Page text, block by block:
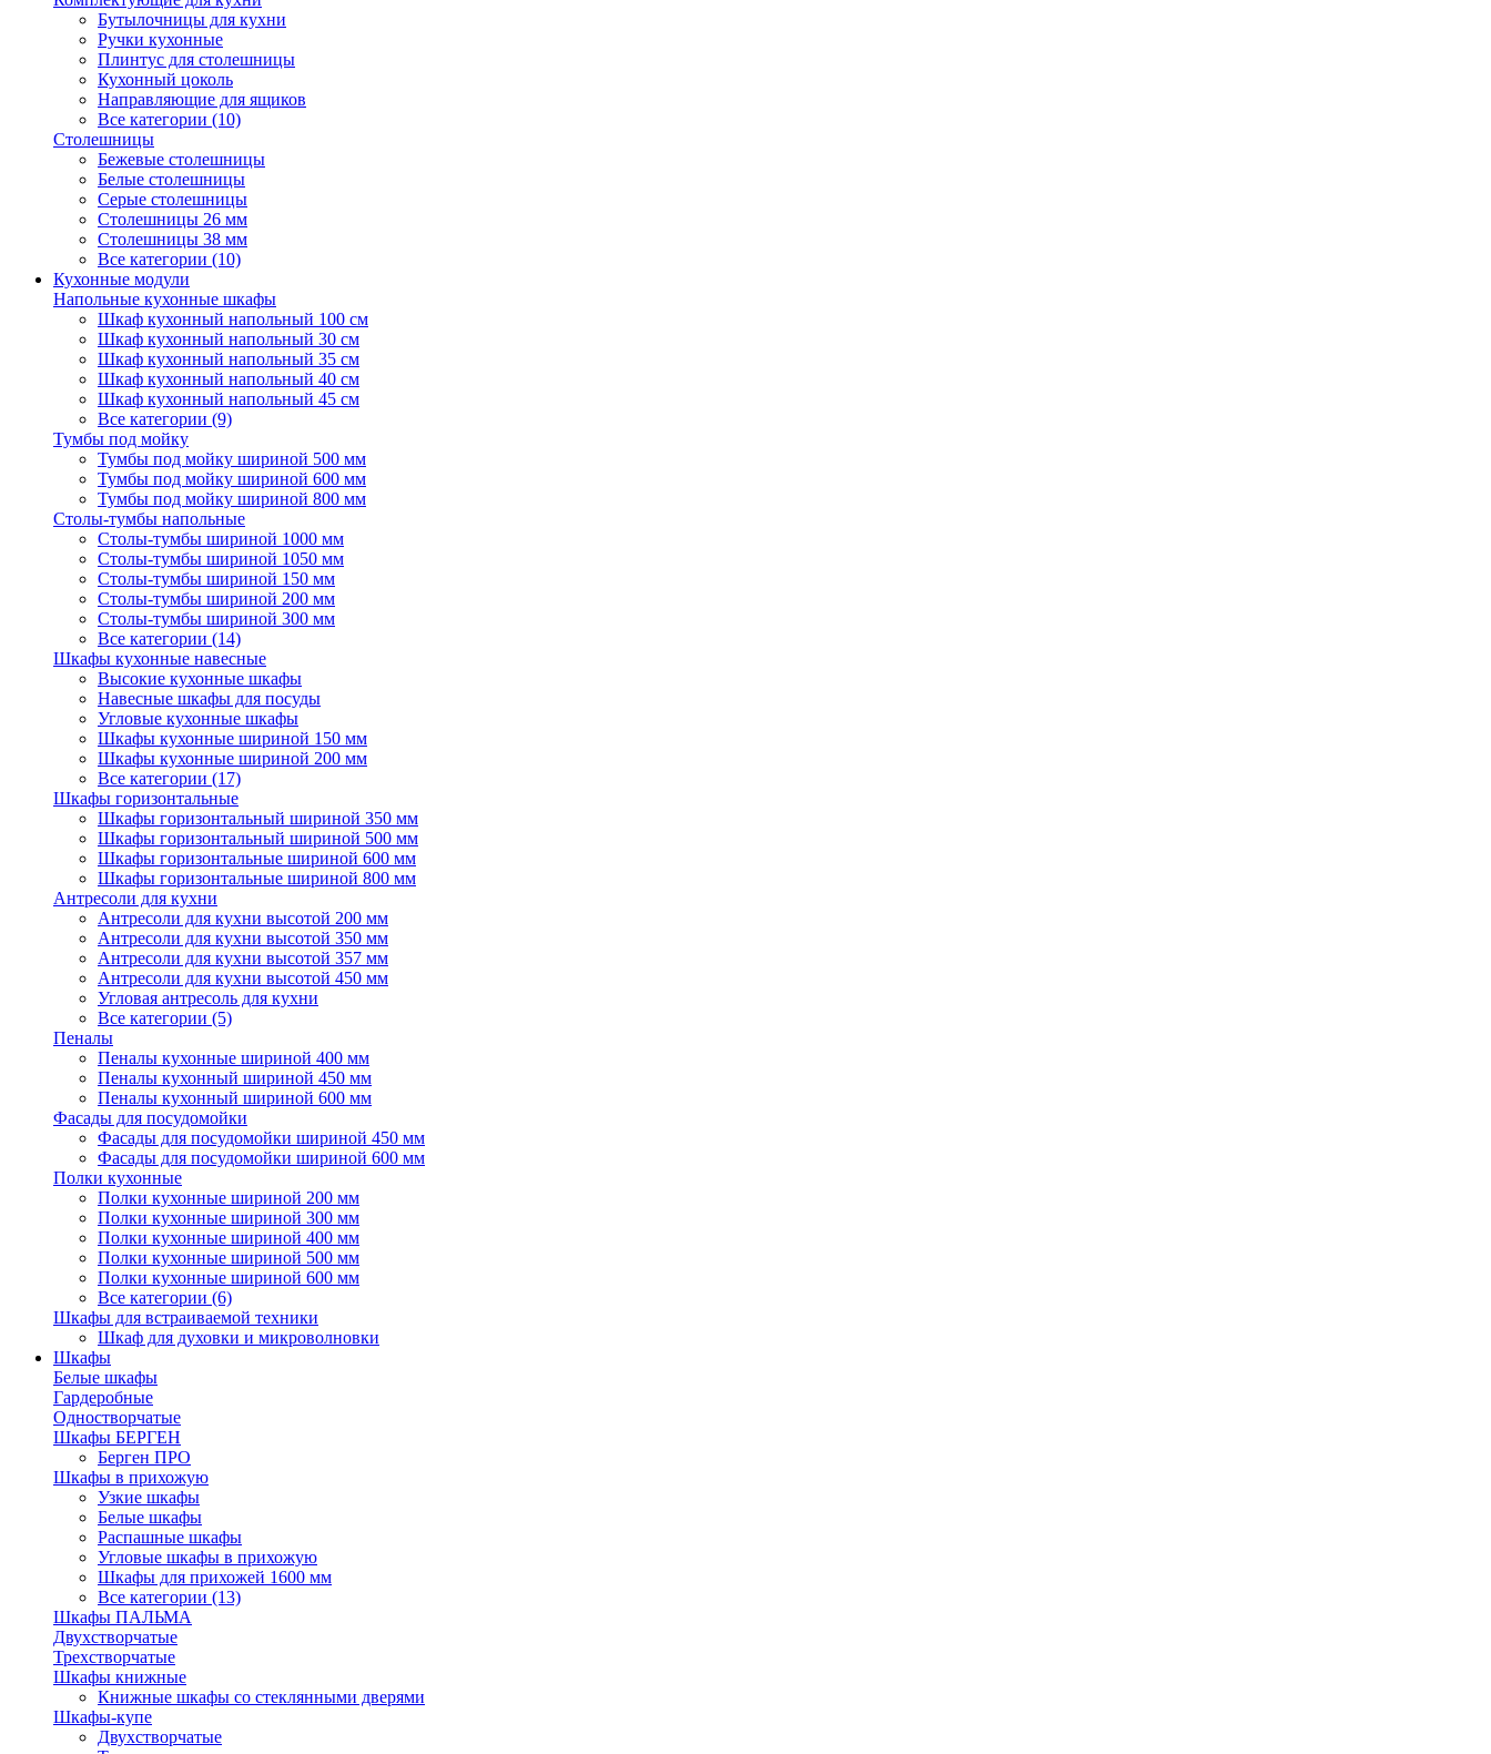
Бутылочницы для кухни
Ручки кухонные
Плинтус для столешницы
Кухонный цоколь
Направляющие для ящиков
Все категории (10)
Столешницы
Бежевые столешницы
Белые столешницы
Серые столешницы
Столешницы 26 мм
Столешницы 38 мм
Все категории (10)
Кухонные модули
Напольные кухонные шкафы
Шкаф кухонный напольный 100 см
Шкаф кухонный напольный 30 см
Шкаф кухонный напольный 35 см
Шкаф кухонный напольный 40 см
Шкаф кухонный напольный 45 см
Все категории (9)
Тумбы под мойку
Тумбы под мойку шириной 500 мм
Тумбы под мойку шириной 600 мм
Тумбы под мойку шириной 800 мм
Столы-тумбы напольные
Столы-тумбы шириной 1000 мм
Столы-тумбы шириной 1050 мм
Столы-тумбы шириной 150 мм
Столы-тумбы шириной 200 мм
Столы-тумбы шириной 300 мм
Все категории (14)
Шкафы кухонные навесные
Высокие кухонные шкафы
Навесные шкафы для посуды
Угловые кухонные шкафы
Шкафы кухонные шириной 150 мм
Шкафы кухонные шириной 200 мм
Все категории (17)
Шкафы горизонтальные
Шкафы горизонтальный шириной 350 мм
Шкафы горизонтальный шириной 500 мм
Шкафы горизонтальные шириной 600 мм
Шкафы горизонтальные шириной 800 мм
Антресоли для кухни
Антресоли для кухни высотой 200 мм
Антресоли для кухни высотой 350 мм
Антресоли для кухни высотой 357 мм
Антресоли для кухни высотой 450 мм
Угловая антресоль для кухни
Все категории (5)
Пеналы
Пеналы кухонные шириной 400 мм
Пеналы кухонный шириной 450 мм
Пеналы кухонный шириной 600 мм
Фасады для посудомойки
Фасады для посудомойки шириной 450 мм
Фасады для посудомойки шириной 600 мм
Полки кухонные
Полки кухонные шириной 200 мм
Полки кухонные шириной 300 мм
Полки кухонные шириной 400 мм
Полки кухонные шириной 500 мм
Полки кухонные шириной 600 мм
Все категории (6)
Шкафы для встраиваемой техники
Шкаф для духовки и микроволновки
Шкафы
Белые шкафы
Гардеробные
Одностворчатые
Шкафы БЕРГЕН
Берген ПРО
Шкафы в прихожую
Узкие шкафы
Белые шкафы
Распашные шкафы
Угловые шкафы в прихожую
Шкафы для прихожей 1600 мм
Все категории (13)
Шкафы ПАЛЬМА
Двухстворчатые
Трехстворчатые
Шкафы книжные
Книжные шкафы со стеклянными дверями
Шкафы-купе
Двухстворчатые